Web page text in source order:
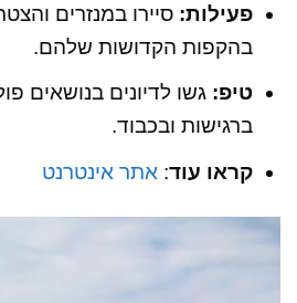
פעילות: סיירו במנזרים
בהקפות הקדושות שלהם.
טיפ: גשו לדיונים בנושאים
ברגישות ובכבוד.
קראו עוד: אתר אינטרנט